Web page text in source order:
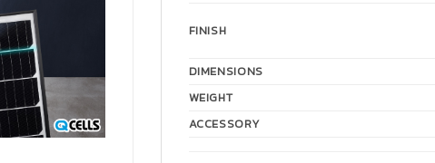
FINISH
DIMENSIONS
WEIGHT
ACCESSORY